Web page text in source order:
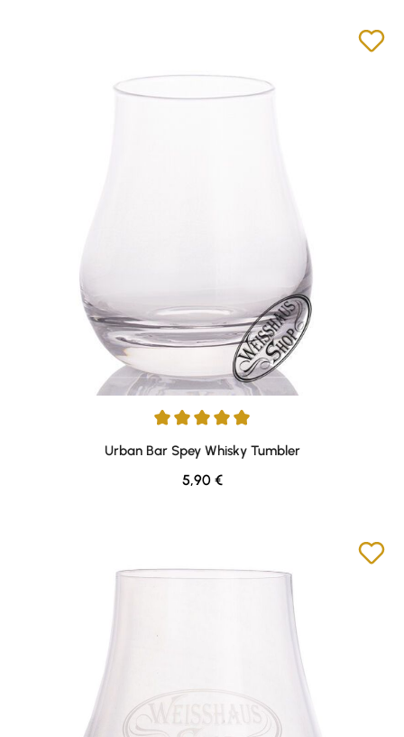
Average rating of 4.88 out of 5 stars
Urban Bar Spey Whisky Tumbler
Regular price:
5,90 €